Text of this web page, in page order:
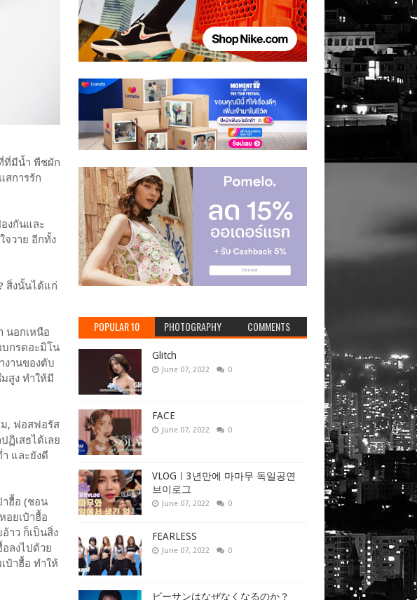
ที่มีน้ำ พืชผัก
สการรัก
งกันและ
จวาย อีกทั้ง
สิ่งนั้นได้แก่
นอกเหนือ
บกรดอะมิโน
งานของตับ
สูง ทำให้มี
ม, ฟอสฟอรัส
ฏิเสธได้เลย
และยังดี
าฮื้อ (ชอน
อยเป๋าฮื้อ
าว ก็เป็นสิ่ง
ลงไปด้วย
ป๋าฮื้อ ทำให้
POPULAR 10 PHOTOGRAPHY COMMENTS
Glitch
June 07, 2022 0
FACE
June 07, 2022 0
VLOGㅣ3년만에 마마무 독일공연
브이로그
June 07, 2022 0
FEARLESS
June 07, 2022 0
ビーサンはなぜなくなるのか？